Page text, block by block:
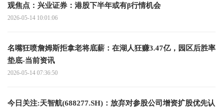
观焦点：兴业证券：港股下半年或有β行情机会
2026-05-14 10:01:06
名嘴狂喷詹姆斯拒拿老将底薪：在湖人狂赚3.47亿，园区后胜率
垫底-当前资讯
2026-05-14 07:36:50
今日关注:天智航(688277.SH)：放弃对参股公司增资扩股优先认